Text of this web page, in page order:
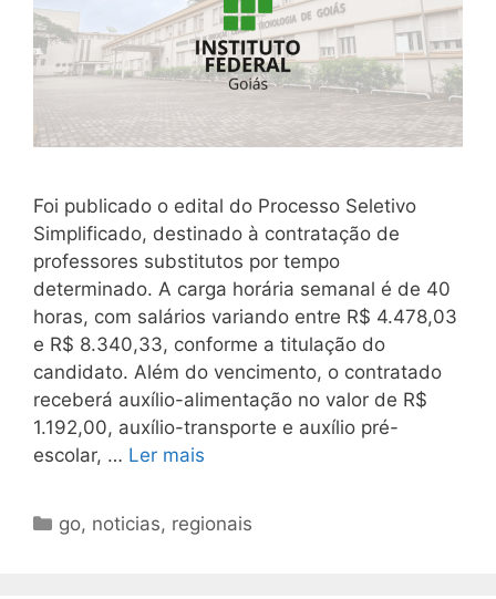
Foi publicado o edital do Processo Seletivo
Simplificado, destinado à contratação de
professores substitutos por tempo
determinado. A carga horária semanal é de 40
horas, com salários variando entre R$ 4.478,03
e R$ 8.340,33, conforme a titulação do
candidato. Além do vencimento, o contratado
receberá auxílio-alimentação no valor de R$
1.192,00, auxílio-transporte e auxílio pré-
escolar, … Ler mais
Categorias
go, noticias, regionais